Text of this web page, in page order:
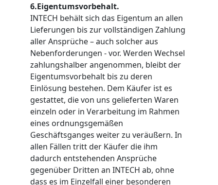
6.Eigentumsvorbehalt.
INTECH behält sich das Eigentum an allen
Lieferungen bis zur vollständigen Zahlung
aller Ansprüche – auch solcher aus
Nebenforderungen - vor. Werden Wechsel
zahlungshalber angenommen, bleibt der
Eigentumsvorbehalt bis zu deren
Einlösung bestehen. Dem Käufer ist es
gestattet, die von uns gelieferten Waren
einzeln oder in Verarbeitung im Rahmen
eines ordnungsgemäßen
Geschäftsganges weiter zu veräußern. In
allen Fällen tritt der Käufer die ihm
dadurch entstehenden Ansprüche
gegenüber Dritten an INTECH ab, ohne
dass es im Einzelfall einer besonderen